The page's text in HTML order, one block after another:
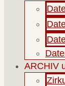
ARCHIV